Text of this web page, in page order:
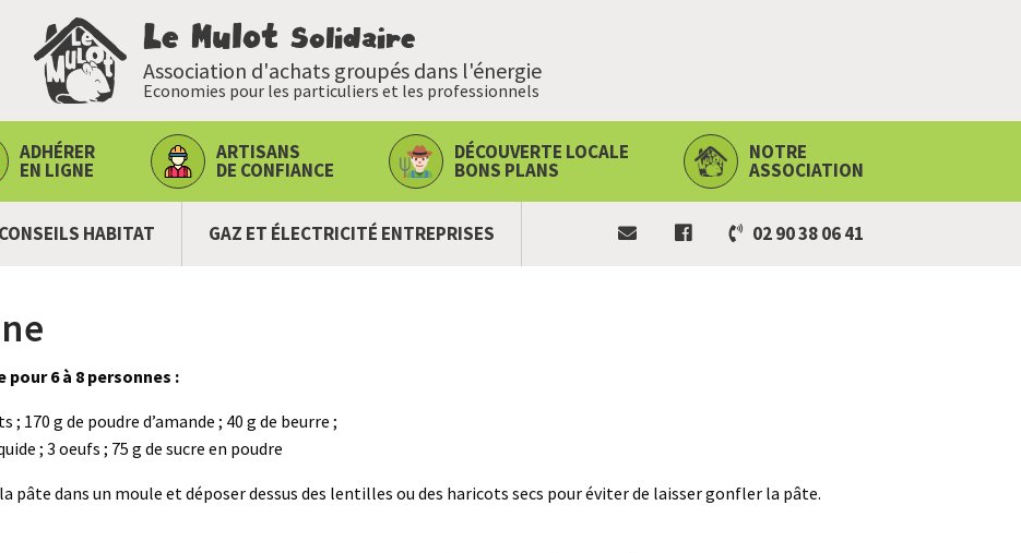
Le Mulot Solidaire
Association d'achats groupés dans l'énergie
Economies pour les particuliers et les professionnels
ADHÉRER
EN LIGNE
ARTISANS
DE CONFIANCE
DÉCOUVERTE LOCALE
BONS PLANS
NOTRE
ASSOCIATION
CONSEILS HABITAT GAZ ET ÉLECTRICITÉ ENTREPRISES 02 90 38 06 41
6 à 8 personnes :
; 170 g de poudre d’amande ; 40 g de beurre ;
; 3 oeufs ; 75 g de sucre en poudre
pâte dans un moule et déposer dessus des lentilles ou des haricots secs pour éviter de laisser gonfler la pâte.